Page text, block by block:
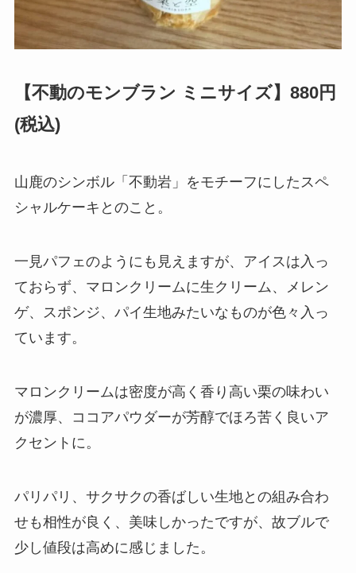
【不動のモンブラン ミニサイズ】880円
(税込)
山鹿のシンボル「不動岩」をモチーフにしたスペ
シャルケーキとのこと。
一見パフェのようにも見えますが、アイスは入っ
ておらず、マロンクリームに生クリーム、メレン
ゲ、スポンジ、パイ生地みたいなものが色々入っ
ています。
マロンクリームは密度が高く香り高い栗の味わい
が濃厚、ココアパウダーが芳醇でほろ苦く良いア
クセントに。
パリパリ、サクサクの香ばしい生地との組み合わ
せも相性が良く、美味しかったですが、故ブルで
少し値段は高めに感じました。